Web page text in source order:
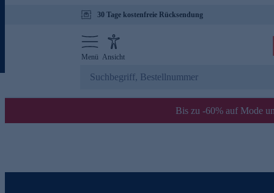
30 Tage kostenfreie Rücksendung
Menü Ansicht
Bis zu -60% auf Mode